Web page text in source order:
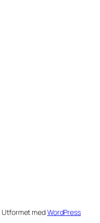
Utformet medWordPress